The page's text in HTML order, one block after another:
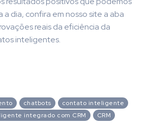
a dia, confira em nosso site a aba
reais da eficiência da
inteligentes.
chatbots
contato inteligente
integrado com CRM
CRM